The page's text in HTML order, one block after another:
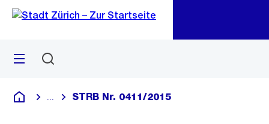
Navigation
Sprunglink
Menü
Deutsch
Blende alle Breadcrumbs ein
STRB Nr. 0411/2015